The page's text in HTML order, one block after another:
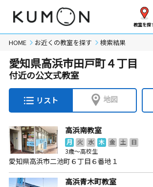
教室を探
HOME お近くの教室を探す 検索結果
愛知県高浜市田戸町４丁目
付近の公文式教室
リスト 地図
高浜南教室
月 火 水 木 金 土
日
3歳～高校生
愛知県高浜市二池町６丁目６番地１
高浜青木町教室